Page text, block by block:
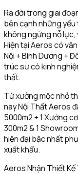
Ra đời trong giai
bên cạnh những yếu
không ngừng nỗ lực,
Hiện tại Aeros có
Nội + Bình Dương +
trúc sư có kinh
thất.
Từ xưởng mộc nhỏ
nay Nội Thất Aeros
5000m2 + 1 Xưởng
300m2 & 1
hiện đại bậc nhất
xuất khẩu.
Aeros Nhận Thiết